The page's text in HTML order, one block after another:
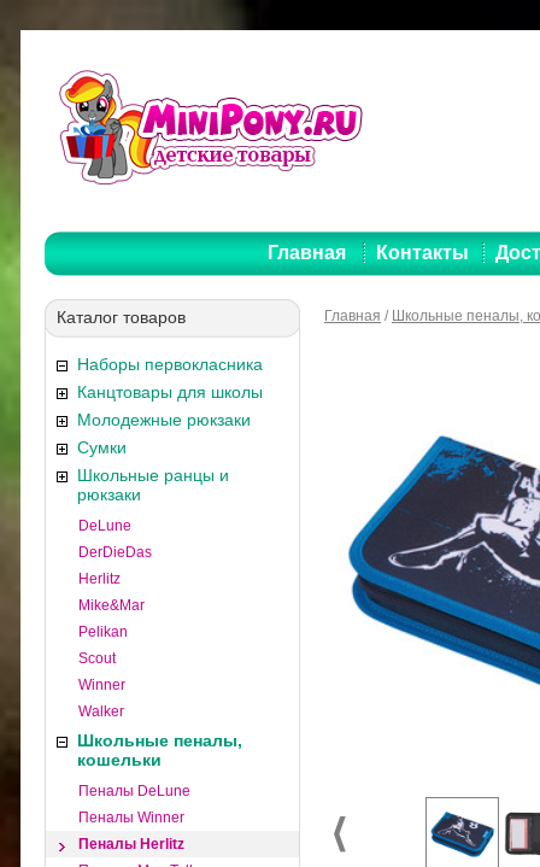
Главная Контакты
Каталог товаров
Наборы первокласника
Канцтовары для школы
Молодежные рюкзаки
Сумки
Школьные ранцы и
рюкзаки
DeLune
DerDieDas
Herlitz
Mike&Mar
Pelikan
Scout
Winner
Walker
Школьные пеналы,
кошельки
Пеналы DeLune
Пеналы Winner
Пеналы Herlitz
Главная / Школьные пеналы,